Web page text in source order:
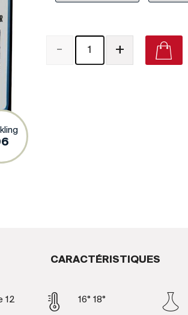
- +
CARACTÉRISTIQUES
12 16° 18°